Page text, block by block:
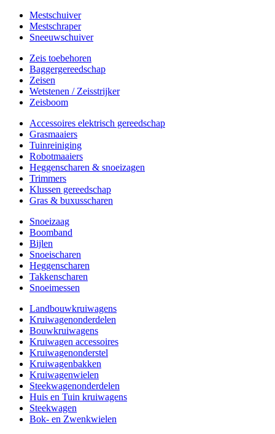
Mestschuiver
Mestschraper
Sneeuwschuiver
Zeis toebehoren
Baggergereedschap
Zeisen
Wetstenen / Zeisstrijker
Zeisboom
Accessoires elektrisch gereedschap
Grasmaaiers
Tuinreiniging
Robotmaaiers
Heggenscharen & snoeizagen
Trimmers
Klussen gereedschap
Gras & buxusscharen
Snoeizaag
Boomband
Bijlen
Snoeischaren
Heggenscharen
Takkenscharen
Snoeimessen
Landbouwkruiwagens
Kruiwagenonderdelen
Bouwkruiwagens
Kruiwagen accessoires
Kruiwagenonderstel
Kruiwagenbakken
Kruiwagenwielen
Steekwagenonderdelen
Huis en Tuin kruiwagens
Steekwagen
Bok- en Zwenkwielen